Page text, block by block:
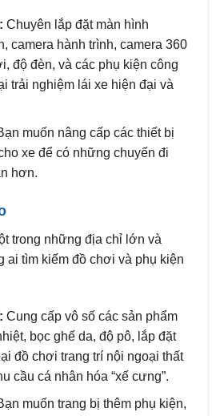
Chuyên lắp đặt màn hình
camera hành trình, camera 360
độ đèn, và các phụ kiện công
trải nghiệm lái xe hiện đại và
muốn nâng cấp các thiết bị
xe để có những chuyến đi
hơn.
trong những địa chỉ lớn và
ai tìm kiếm đồ chơi và phụ kiện
Cung cấp vô số các sản phẩm
bọc ghế da, độ pô, lắp đặt
đồ chơi trang trí nội ngoại thất
cầu cá nhân hóa “xế cưng”.
muốn trang bị thêm phụ kiện,